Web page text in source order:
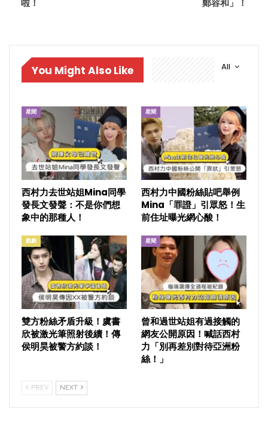
啦！
鄭容和」！
All
You Might Also Like
星聞
西村力去世站姐Mina同學
發長文發聲：不是你們想
象中的那種人！
星聞
西村力中國粉絲貼吧舉例
Mina「罪證」引眾怒！生
前住址曝光網心酸！
戲劇
雙方粉絲矛盾升級！虞書
欣被激光筆照射後續！傳
侯明昊被警方約談！
星聞
曾和過世站姐有過接觸的
網友公開原因！喊話西村
力「別再差別對待亞洲粉
絲！」
PREV NEXT